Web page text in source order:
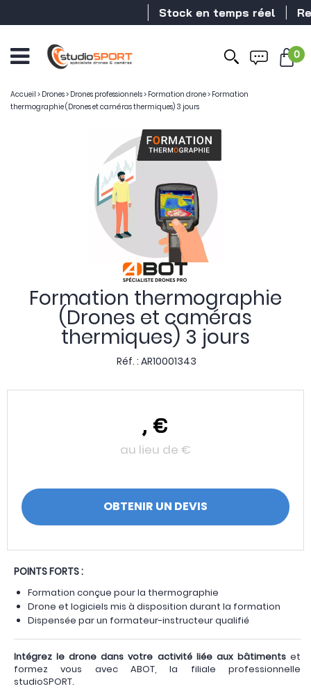
Stock en temps réel
0
Accueil > Drones> Drones professionnels> Formation drone> Formation
thermographie (Drones et caméras thermiques) 3 jours
Formation thermographie
(Drones et caméras
thermiques) 3 jours
Réf. : AR10001343
, €
au lieu de €
OBTENIR UN DEVIS
POINTS FORTS :
Formation conçue pour la thermographie
Drone et logiciels mis à disposition durant la formation
Dispensée par un formateur-instructeur qualifié
Intégrez le drone dans votre activité liée aux bâtimentset
formez vous avec ABOT, la filiale professionnelle
studioSPORT.